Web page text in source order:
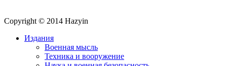
Copyright © 2014 Hazyin
Издания
Военная мысль
Техника и вооружение